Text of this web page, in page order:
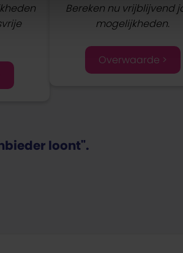
Bereken nu vrijblijvend
mogelijkheden.
Overwaarde >
loont".